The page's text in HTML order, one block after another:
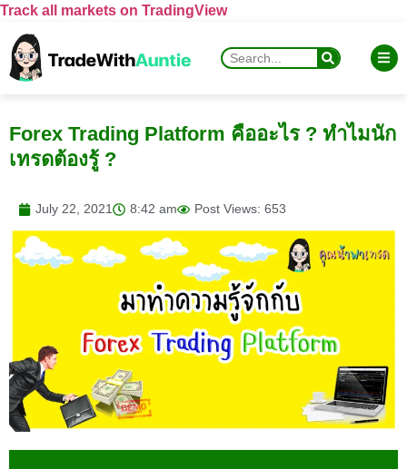
Track all markets on TradingView
Forex Trading Platform คืออะไร ? ทำไมนัก
เทรดต้องรู้ ?
July 22, 2021 8:42 am Post Views: 653